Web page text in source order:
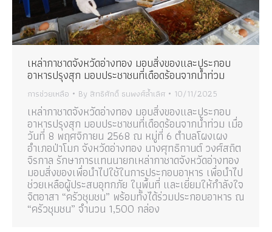
เหล่ากาชาดจังหวัดอ่างทอง มอบสิ่งของและประกอบ
อาหารปรุงสุก มอบประชาชนที่เดือดร้อนจากน้ำท่วม
การช่วยเหลือ By สิทธิศักดิ์ ธนพงศ์ล้ำเลิศ 10/11/2025
เหล่ากาชาดจังหวัดอ่างทอง มอบสิ่งของและประกอบ
อาหารปรุงสุก มอบประชาชนที่เดือดร้อนจากน้ำท่วม เมื่อ
วันที่ 8 พฤศจิกายน 2568 ณ หมู่ที่ 6 ตำบลโผงเผง
อำเภอป่าโมก จังหวัดอ่างทอง นางศุทธิกานต์ วงศ์สถิต
จิรกาล รักษาการแทนนายกเหล่ากาชาดจังหวัดอ่างทอง
มอบสิ่งของเพื่อนำไปใช้ในการประกอบอาหาร เพื่อนำไป
ช่วยเหลือผู้ประสบอุทกภัย ในพื้นที่ และเยี่ยมให้กำลังใจ
จิตอาสา “ครัวชุมชน” พร้อมทั้งได้ร่วมประกอบอาหาร ณ
“ครัวชุมชน” จำนวน 1,500 กล่อง